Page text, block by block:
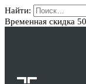
Найти:
Временная скидка